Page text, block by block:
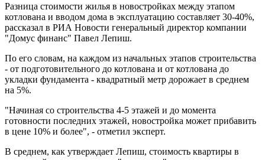
Разница стоимости жилья в новостройках между этапом
котлована и вводом дома в эксплуатацию составляет 30-40%,
рассказал в РИА Новости генеральный директор компании
"Домус финанс" Павел Лепиш.
По его словам, на каждом из начальных этапов строительства
- от подготовительного до котлована и от котлована до
укладки фундамента - квадратный метр дорожает в среднем
на 5%.
"Начиная со строительства 4-5 этажей и до момента
готовности последних этажей, новостройка может прибавить
в цене 10% и более", - отметил эксперт.
В среднем, как утверждает Лепиш, стоимость квартиры в